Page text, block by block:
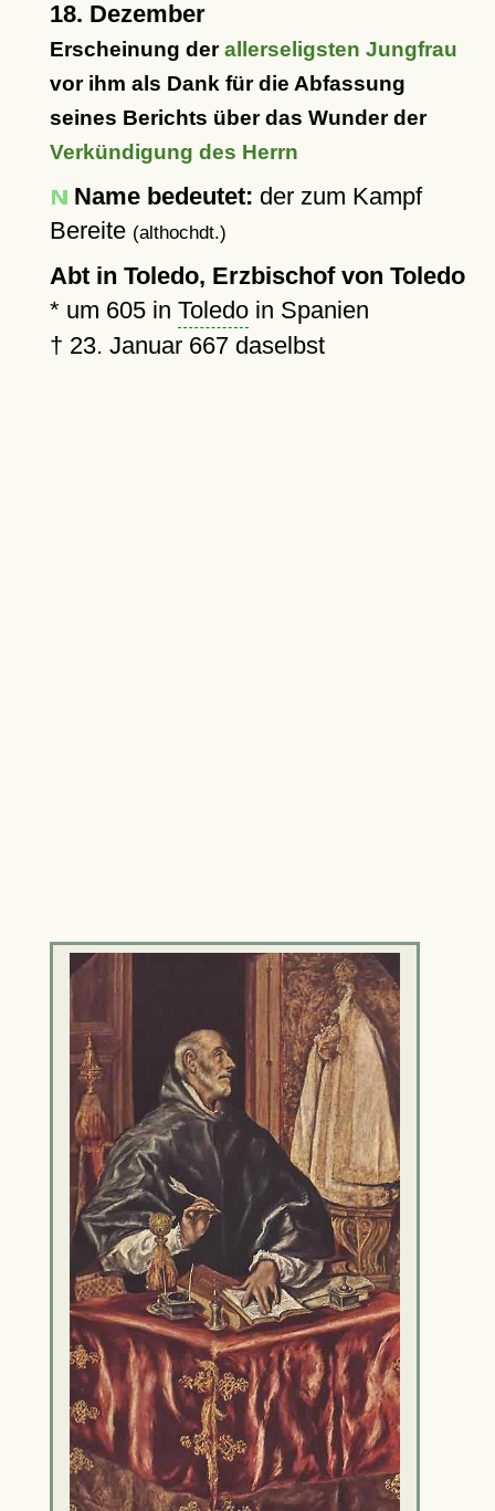
18. Dezember
Erscheinung derallerseligsten Jungfrau
vor ihm als Dank für die Abfassung
seines Berichts über das Wunder der
Verkündigung des Herrn
Name bedeutet: der zum Kampf
Bereite (althochdt.)
Abt in Toledo, Erzbischof von Toledo
* um 605in Toledoin Spanien
† 23. Januar 667daselbst